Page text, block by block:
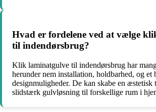
Hvad er fordelene ved at vælge
til indendørsbrug?
Klik laminatgulve til indendørsbrug har
herunder nem installation, holdbarhed, og et
designmuligheder. De kan skabe en æstetisk
slidstærk gulvløsning til forskellige rum i